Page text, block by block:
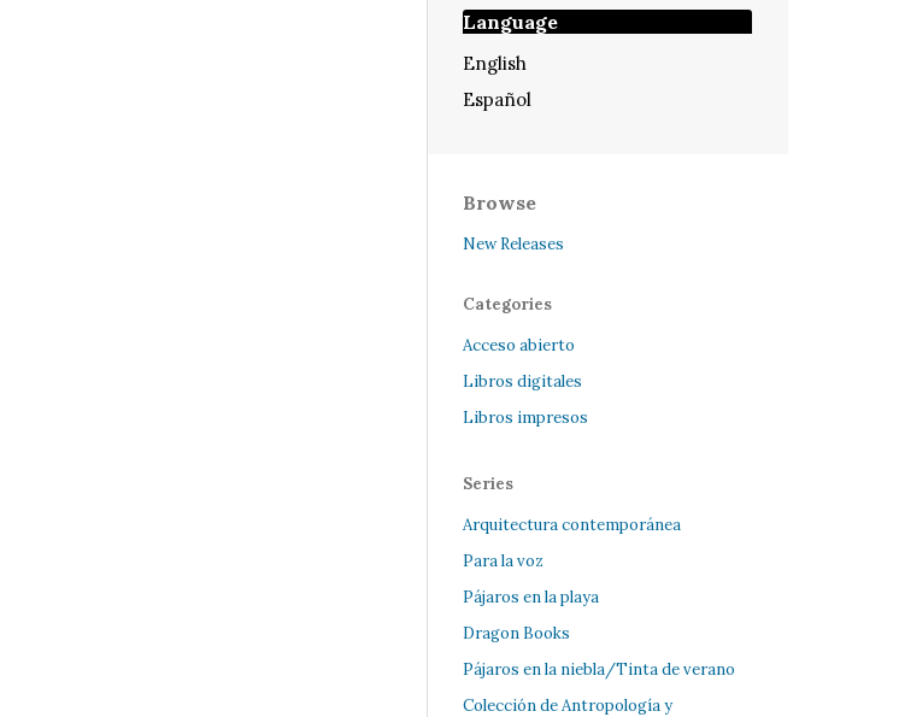
Language
English
Español
Browse
New Releases
Categories
Acceso abierto
Libros digitales
Libros impresos
Series
Arquitectura contemporánea
Para la voz
Pájaros en la playa
Dragon Books
Pájaros en la niebla/Tinta de verano
Colección de Antropología y